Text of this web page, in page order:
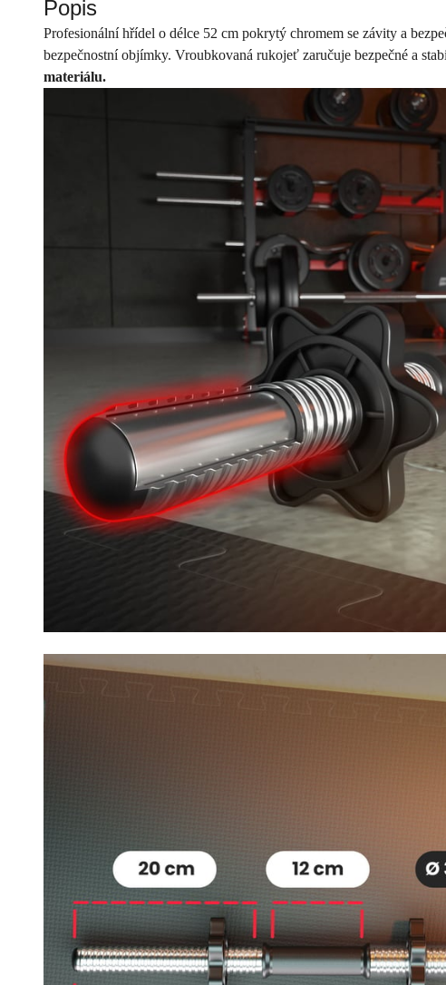
Popis
Profesionální hřídel o délce 52 cm pokrytý chromem se závity a
bezpečnostní objímky. Vroubkovaná rukojeť zaručuje bezpečné a
materiálu.